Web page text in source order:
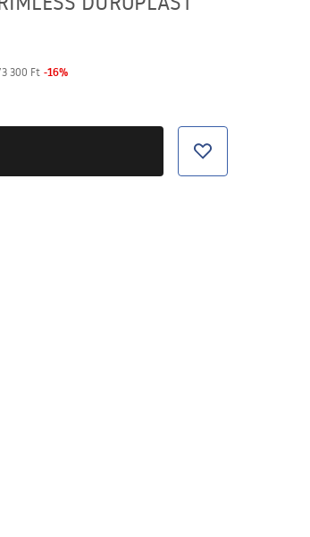
300 Ft -16%